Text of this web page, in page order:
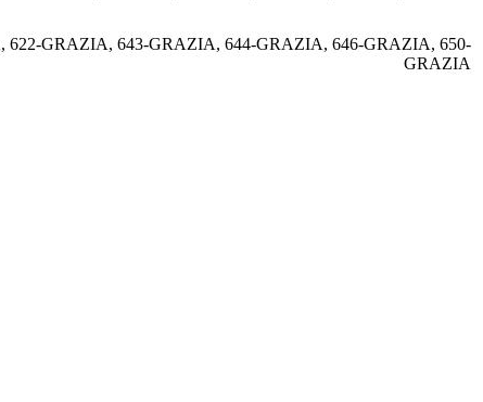
, 622-GRAZIA, 643-GRAZIA, 644-GRAZIA, 646-GRAZIA, 650-
GRAZIA